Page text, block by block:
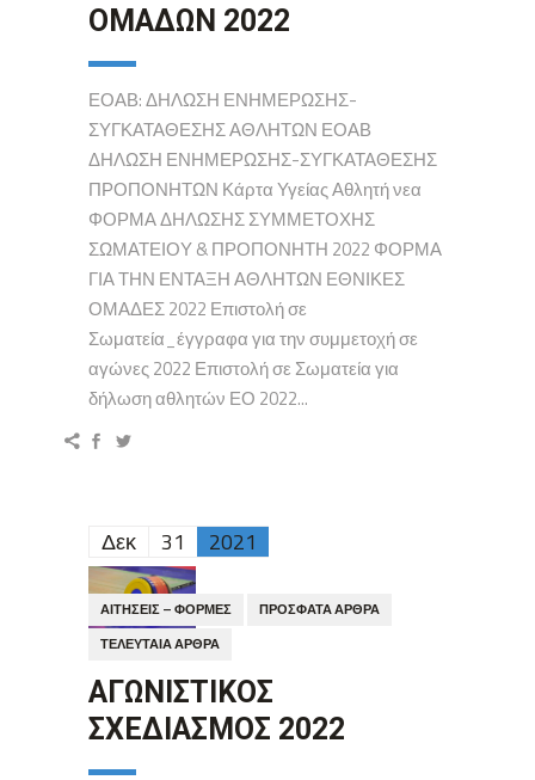
ΟΜΑΔΩΝ 2022
ΕΟΑΒ: ΔΗΛΩΣΗ ΕΝΗΜΕΡΩΣΗΣ-
ΣΥΓΚΑΤΑΘΕΣΗΣ ΑΘΛΗΤΩΝ ΕΟΑΒ
ΔΗΛΩΣΗ ΕΝΗΜΕΡΩΣΗΣ-ΣΥΓΚΑΤΑΘΕΣΗΣ
ΠΡΟΠΟΝΗΤΩΝ Κάρτα Υγείας Αθλητή νεα
ΦΟΡΜΑ ΔΗΛΩΣΗΣ ΣΥΜΜΕΤΟΧΗΣ
ΣΩΜΑΤΕΙΟΥ & ΠΡΟΠΟΝΗΤΗ 2022 ΦΟΡΜΑ
ΓΙΑ ΤΗΝ ΕΝΤΑΞΗ ΑΘΛΗΤΩΝ ΕΘΝΙΚΕΣ
ΟΜΑΔΕΣ 2022 Επιστολή σε
Σωματεία_έγγραφα για την συμμετοχή σε
αγώνες 2022 Επιστολή σε Σωματεία για
δήλωση αθλητών ΕΟ 2022...
Δεκ 31 2021
ΑΙΤΉΣΕΙΣ – ΦΌΡΜΕΣ
ΠΡΌΣΦΑΤΑ ΆΡΘΡΑ
ΤΕΛΕΥΤΑΊΑ ΆΡΘΡΑ
ΑΓΩΝΙΣΤΙΚΟΣ
ΣΧΕΔΙΑΣΜΟΣ 2022